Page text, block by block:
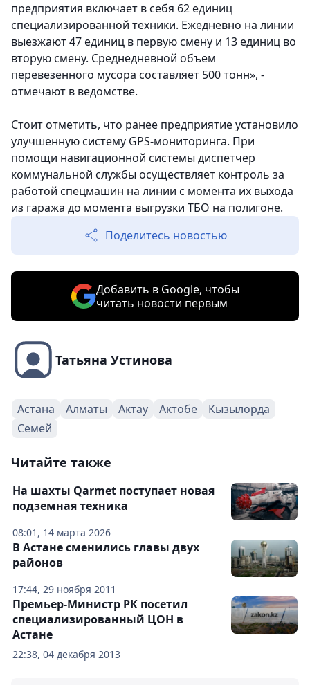
предприятия включает в себя 62 единиц
специализированной техники. Ежедневно на линии
выезжают 47 единиц в первую смену и 13 единиц во
вторую смену. Среднедневной объем
перевезенного мусора составляет 500 тонн», -
отмечают в ведомстве.
Стоит отметить, что ранее предприятие установило
улучшенную систему GPS-мониторинга. При
помощи навигационной системы диспетчер
коммунальной службы осуществляет контроль за
работой спецмашин на линии с момента их выхода
из гаража до момента выгрузки ТБО на полигоне.
Поделитесь новостью
Добавить в Google, чтобы
читать новости первым
Татьяна Устинова
Астана Алматы Актау Актобе
Кызылорда
Семей
Читайте также
08:01, 14 марта 2026
На шахты Qarmet поступает новая
подземная техника
17:44, 29 ноября 2011
В Астане сменились главы двух
районов
22:38, 04 декабря 2013
Премьер-Министр РК посетил
специализированный ЦОН в
Астане